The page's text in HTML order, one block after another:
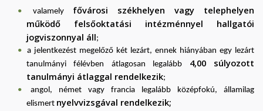
valamely fővárosi székhelyen vagy telephelyen
működő felsőoktatási intézménnyel hallgatói
jogviszonnyal áll;
a jelentkezést megelőző két lezárt, ennek hiányában egy lezárt
tanulmányi félévben átlagosan legalább 4,00 súlyozott
tanulmányi átlaggal rendelkezik;
angol, német vagy francia legalább középfokú, államilag
elismert nyelvvizsgával rendelkezik;